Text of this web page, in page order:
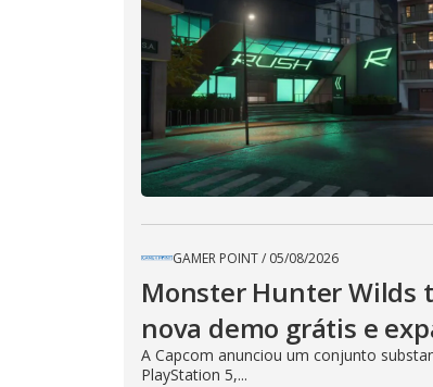
GAMER POINT/ 05/08/2026
Monster Hunter Wilds
nova demo grátis e
A Capcom anunciou um conjunto
PlayStation 5,...